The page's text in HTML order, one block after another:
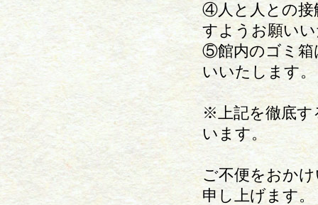
④人と人との接
すようお願い
⑤館内のゴミ箱
いいたします。
※上記を徹底す
います。
ご不便をおか
申し上げます。